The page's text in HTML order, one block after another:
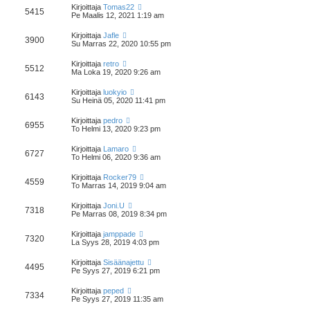
5415 Kirjoittaja Tomas22
Pe Maalis 12, 2021 1:19 am
3900 Kirjoittaja Jafle
Su Marras 22, 2020 10:55 pm
5512 Kirjoittaja retro
Ma Loka 19, 2020 9:26 am
6143 Kirjoittaja luokyio
Su Heinä 05, 2020 11:41 pm
6955 Kirjoittaja pedro
To Helmi 13, 2020 9:23 pm
6727 Kirjoittaja Lamaro
To Helmi 06, 2020 9:36 am
4559 Kirjoittaja Rocker79
To Marras 14, 2019 9:04 am
7318 Kirjoittaja Joni.U
Pe Marras 08, 2019 8:34 pm
7320 Kirjoittaja jamppade
La Syys 28, 2019 4:03 pm
4495 Kirjoittaja Sisäänajettu
Pe Syys 27, 2019 6:21 pm
7334 Kirjoittaja peped
Pe Syys 27, 2019 11:35 am